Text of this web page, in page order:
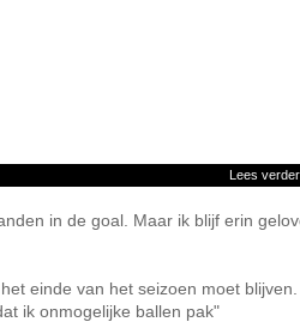
Lees verder
in de goal. Maar ik blijf erin
einde van het seizoen moet
ik onmogelijke ballen pak"